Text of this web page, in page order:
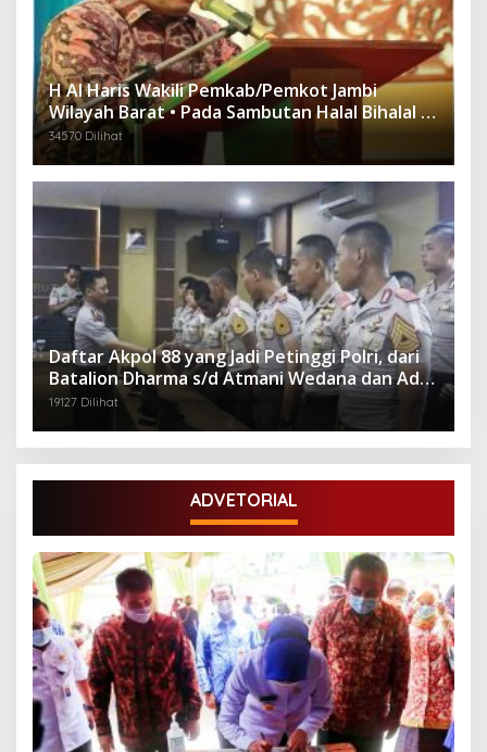
H Al Haris Wakili Pemkab/Pemkot Jambi
Wilayah Barat • Pada Sambutan Halal Bihalal di
Gubernuran
34570 Dilihat
Daftar Akpol 88 yang Jadi Petinggi Polri, dari
Batalion Dharma s/d Atmani Wedana dan Adhi
Pradana
19127 Dilihat
ADVETORIAL